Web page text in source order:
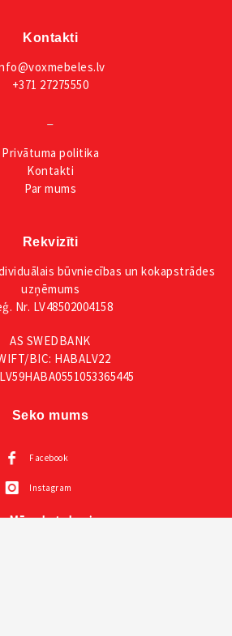
Kontakti
+371 27275550
Privātuma politika
Kontakti
Par mums
Rekvizīti
būvniecības un kokapstrādes
uzņēmums
Nr. LV48502004158
AS SWEDBANK
BIC: HABALV22
Seko mums
Facebook
Instagram
Mūsu katalogi